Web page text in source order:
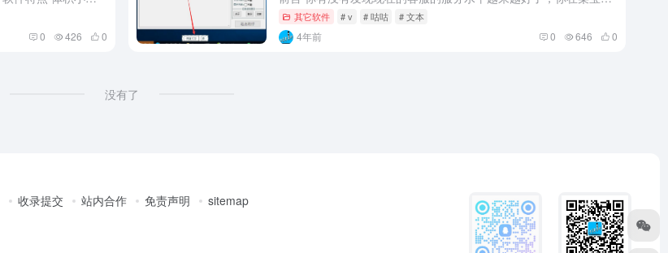
0 426 0
其它软件 # v # 咕咕 # 文本
4年前 0 646 0
没有了
收录提交 站内合作 免责声明 sitemap